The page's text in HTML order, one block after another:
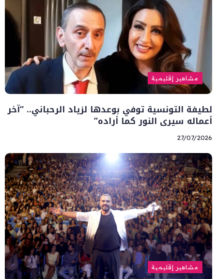
مشاهير إقليمية
لطيفة التونسية توفي بوعدها لزياد الرحباني.. “آخر
أعماله سيرى النور كما أراده”
27/07/2026
مشاهير إقليمية